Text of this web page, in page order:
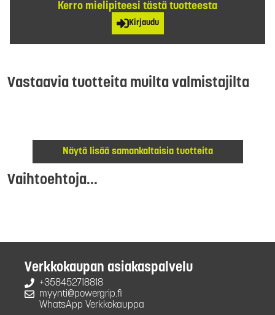
Kerro mielipiteesi tästä tuotteesta
Kirjaudu
Vastaavia tuotteita muilta valmistajilta
Näytä lisää samankaltaisia tuotteita
Vaihtoehtoja...
Verkkokaupan asiakaspalvelu
+358452718818
myynti@powergrip.fi
WhatsApp Verkkokauppa